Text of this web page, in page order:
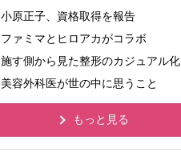
小原正子、資格取得を報告
ファミマとヒロアカがコラボ
施す側から見た整形のカジュアル化
美容外科医が世の中に思うこと
もっと見る